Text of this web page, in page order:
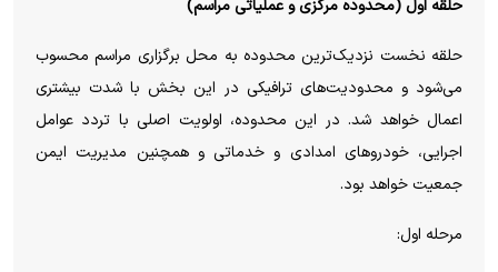
حلقه اول (محدوده مرکزی و عملیاتی مراسم)
حلقه نخست نزدیک‌ترین محدوده به محل برگزاری مراسم محسوب
می‌شود و محدودیت‌های ترافیکی در این بخش با شدت بیشتری
اعمال خواهد شد. در این محدوده، اولویت اصلی با تردد عوامل
اجرایی، خودرو‌های امدادی و خدماتی و همچنین مدیریت ایمن
جمعیت خواهد بود.
مرحله اول: